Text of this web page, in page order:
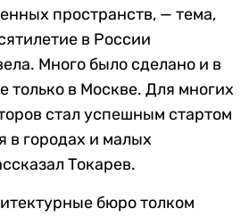
пространств, — тема,
в России
Много было сделано и в
только в Москве. Для многих
стал успешным стартом
в городах и малых
Токарев.
бюро толком